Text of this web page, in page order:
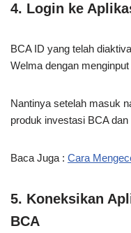
4. Login ke
BCA ID yang telah
Welma dengan
Nantinya setelah masuk
produk investasi BCA
Baca Juga : Cara
5. Koneksikan
BCA